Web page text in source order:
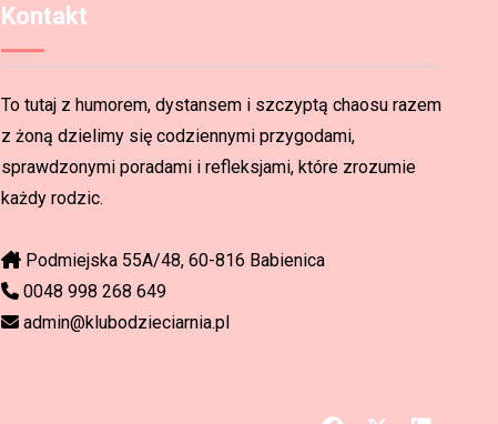
Kontakt
To tutaj z humorem, dystansem i szczyptą chaosu razem
z żoną dzielimy się codziennymi przygodami,
sprawdzonymi poradami i refleksjami, które zrozumie
każdy rodzic.
Podmiejska 55A/48, 60-816 Babienica
0048 998 268 649
admin@klubodzieciarnia.pl